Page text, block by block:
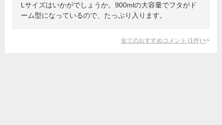
Lサイズはいかがでしょうか。900mlの大容量でフタがド
ーム型になっているので、たっぷり入ります。
全てのおすすめコメント (1 件) >